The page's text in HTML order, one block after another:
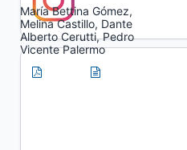
María Bettina Gómez,
Melina Castillo, Dante
Alberto Cerutti, Pedro
Vicente Palermo